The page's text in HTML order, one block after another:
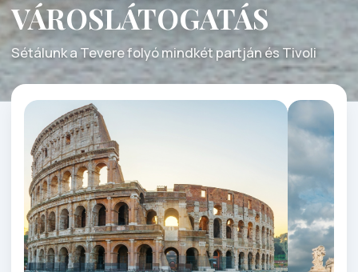
VÁROSLÁTOGATÁS
Sétálunk a Tevere folyó mindkét partján és Tivoli